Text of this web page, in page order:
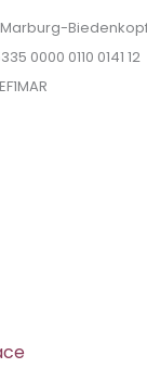
0000 0110 0141 12